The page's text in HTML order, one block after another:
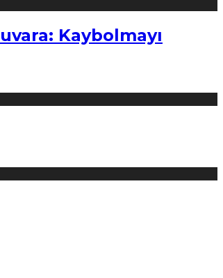
Kaybolmayı